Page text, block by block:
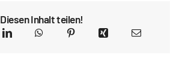
Diesen Inhalt teilen!